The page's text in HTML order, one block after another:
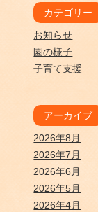
カテゴリー
お知らせ
園の様子
子育て支援
アーカイブ
2026年8月
2026年7月
2026年6月
2026年5月
2026年4月